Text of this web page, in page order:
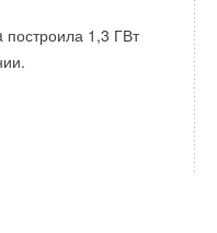
построила 1,3 ГВт